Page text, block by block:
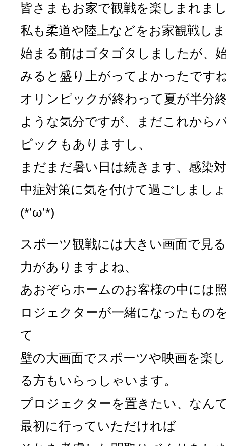
皆さまもお家で観戦を楽しまれま
私も柔道や陸上などをお家観戦し
始まる前はゴタゴタしましたが、
みると盛り上がってよかったです
オリンピックが終わって夏が半分
ような気分ですが、まだこれから
ピックもありますし、
まだまだ暑い日は続きます、感染
中症対策に気を付けて過ごしまし
(*’ω’*)
スポーツ観戦には大きい画面で見
力がありますよね、
あおぞらホームのお客様の中には
ロジェクターが一緒になったもの
て
壁の大画面でスポーツや映画を楽
る方もいらっしゃいます。
プロジェクターを置きたい、なん
最初に行っていただければ